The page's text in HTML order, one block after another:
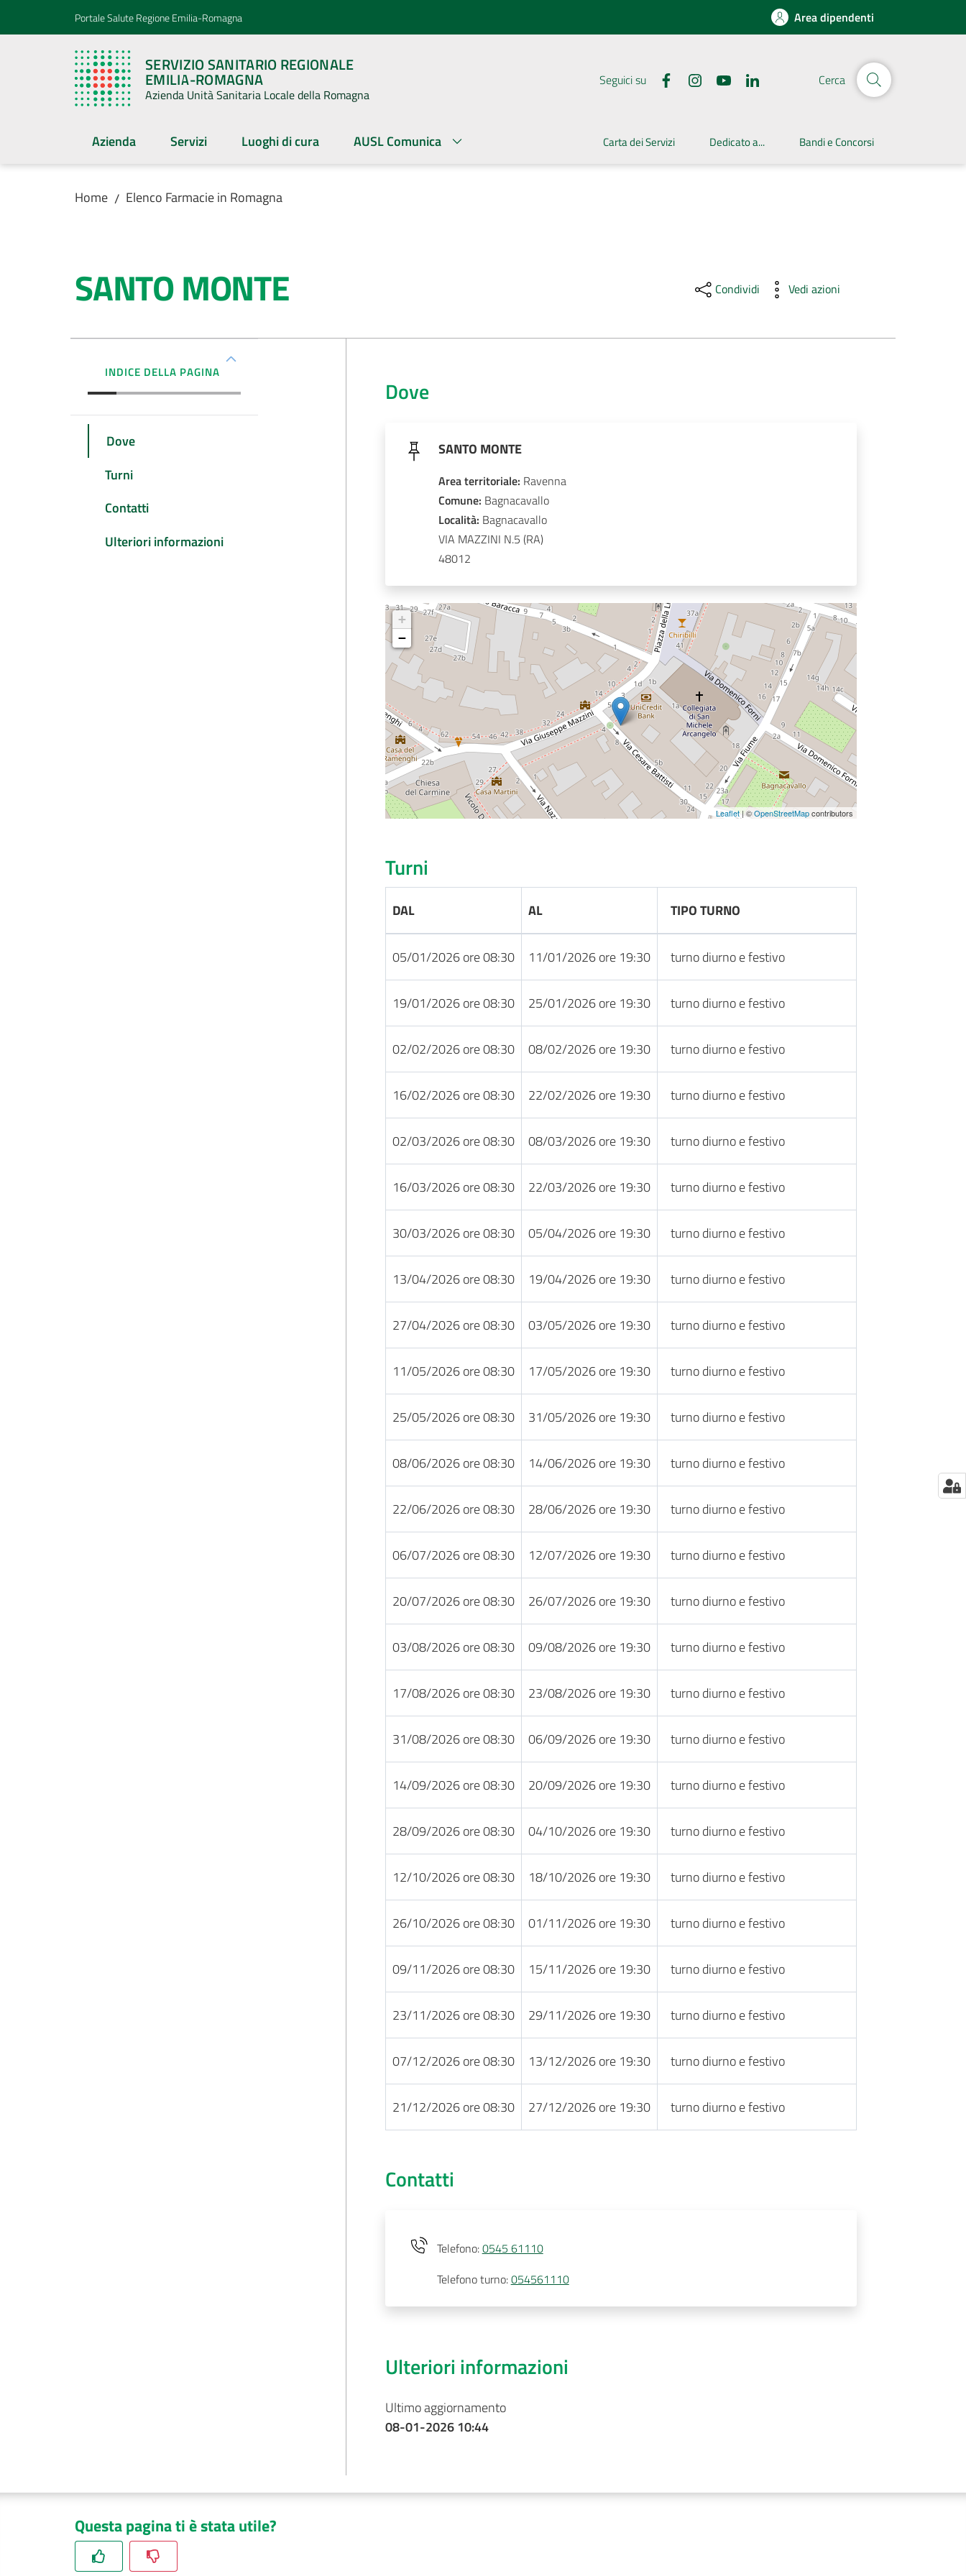
Vai al contenuto
Vai alla navigazionePortale Salute Regione Emilia-Romagna Area dipendenti
SERVIZIO SANITARIO REGIONALE
EMILIA-ROMAGNA
Azienda Unità Sanitaria Locale della Romagna
Seguici su Cerca
Azienda Servizi Luoghi di cura AUSL Comunica Carta dei Servizi Dedicato a... Bandi e Concorsi
Home / Elenco Farmacie in Romagna
SANTO MONTE Condividi Vedi azioni
INDICE DELLA PAGINA
Dove
Turni
Contatti
Ulteriori informazioni
Dove
SANTO MONTE
Area territoriale: Ravenna
Comune: Bagnacavallo
Località: Bagnacavallo
VIA MAZZINI N.5
(RA)
48012
+
−
Leaflet| ©OpenStreetMapcontributors
Turni
DAL AL TIPO TURNO
05/01/2026 ore 08:30 11/01/2026 ore 19:30 turno diurno e festivo
19/01/2026 ore 08:30 25/01/2026 ore 19:30 turno diurno e festivo
02/02/2026 ore 08:30 08/02/2026 ore 19:30 turno diurno e festivo
16/02/2026 ore 08:30 22/02/2026 ore 19:30 turno diurno e festivo
02/03/2026 ore 08:30 08/03/2026 ore 19:30 turno diurno e festivo
16/03/2026 ore 08:30 22/03/2026 ore 19:30 turno diurno e festivo
30/03/2026 ore 08:30 05/04/2026 ore 19:30 turno diurno e festivo
13/04/2026 ore 08:30 19/04/2026 ore 19:30 turno diurno e festivo
27/04/2026 ore 08:30 03/05/2026 ore 19:30 turno diurno e festivo
11/05/2026 ore 08:30 17/05/2026 ore 19:30 turno diurno e festivo
25/05/2026 ore 08:30 31/05/2026 ore 19:30 turno diurno e festivo
08/06/2026 ore 08:30 14/06/2026 ore 19:30 turno diurno e festivo
22/06/2026 ore 08:30 28/06/2026 ore 19:30 turno diurno e festivo
06/07/2026 ore 08:30 12/07/2026 ore 19:30 turno diurno e festivo
20/07/2026 ore 08:30 26/07/2026 ore 19:30 turno diurno e festivo
03/08/2026 ore 08:30 09/08/2026 ore 19:30 turno diurno e festivo
17/08/2026 ore 08:30 23/08/2026 ore 19:30 turno diurno e festivo
31/08/2026 ore 08:30 06/09/2026 ore 19:30 turno diurno e festivo
14/09/2026 ore 08:30 20/09/2026 ore 19:30 turno diurno e festivo
28/09/2026 ore 08:30 04/10/2026 ore 19:30 turno diurno e festivo
12/10/2026 ore 08:30 18/10/2026 ore 19:30 turno diurno e festivo
26/10/2026 ore 08:30 01/11/2026 ore 19:30 turno diurno e festivo
09/11/2026 ore 08:30 15/11/2026 ore 19:30 turno diurno e festivo
23/11/2026 ore 08:30 29/11/2026 ore 19:30 turno diurno e festivo
07/12/2026 ore 08:30 13/12/2026 ore 19:30 turno diurno e festivo
21/12/2026 ore 08:30 27/12/2026 ore 19:30 turno diurno e festivo
Contatti
Telefono:0545 61110
Telefono turno:054561110
Ulteriori informazioni
Ultimo aggiornamento
08-01-2026 10:44
Questa pagina ti è stata utile?